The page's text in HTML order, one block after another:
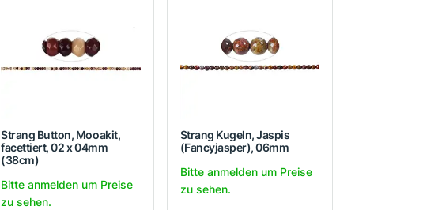
Strang Button, Mooakit,
facettiert, 02 x 04mm
(38cm)
Bitte anmelden um Preise
zu sehen.
Strang Kugeln, Jaspis
(Fancyjasper), 06mm
Bitte anmelden um Preise
zu sehen.